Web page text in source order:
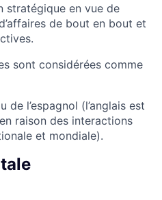
stratégique en vue de
de bout en bout et
sont considérées comme
de l’espagnol (l’anglais est
raison des interactions
et mondiale).